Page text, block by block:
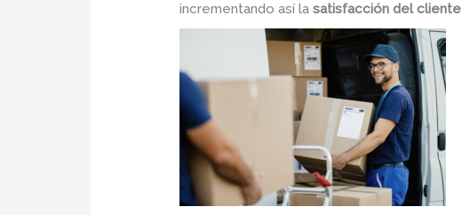
incrementando así lasatisfacción del cliente